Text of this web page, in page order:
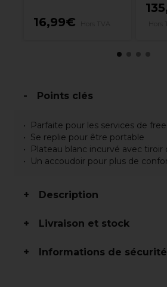
16,99€
Points clés
Parfaite pour les services de
Se replie pour être portable
Plateau blanc incurvé avec
Un accoudoir pour plus de
Description
Livraison et stock
Informations de sécurité